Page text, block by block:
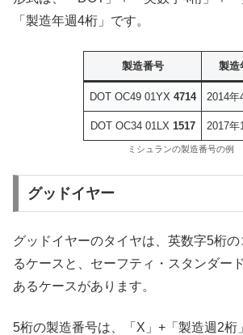
「製造年週4桁」です。
製造番号 製造
DOT OC49 01YX 4714 2014年
DOT OC34 01LX 1517 2017年
ミシュランの製造番号の例
グッドイヤー
グッドイヤーのタイヤは、英数字5桁
るケースと、セーフティ・スタンダー
あるケースがあります。
5桁の製造番号は、「X」+「製造週2桁